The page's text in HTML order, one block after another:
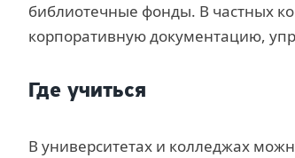
библиотечные фонды. В частных
корпоративную документацию,
Где учиться
В университетах и колледжах